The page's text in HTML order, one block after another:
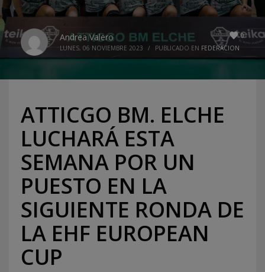
0
Andrea Valero
LUNES, 06 NOVIEMBRE 2023 / PUBLICADO EN FEDERACION
ATTICGO BM. ELCHE
LUCHARÁ ESTA
SEMANA POR UN
PUESTO EN LA
SIGUIENTE RONDA DE
LA EHF EUROPEAN
CUP